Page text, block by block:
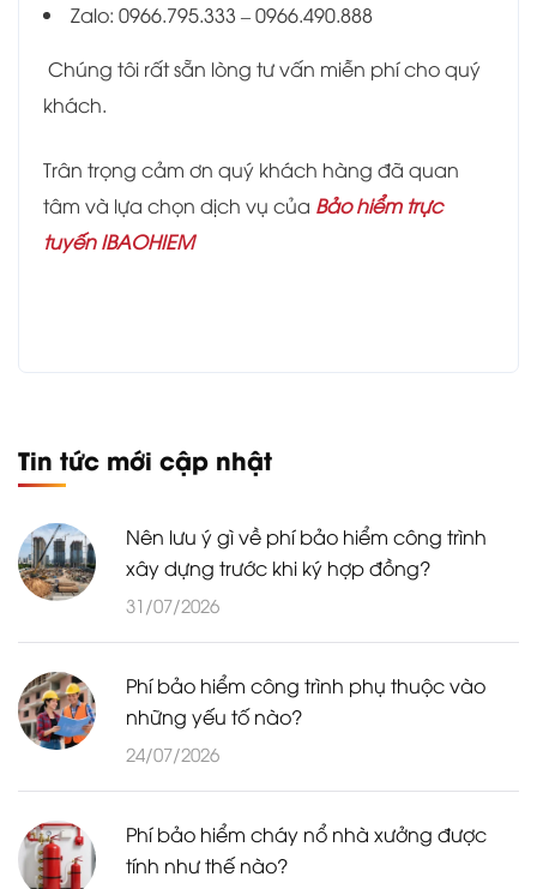
Zalo: 0966.795.333 – 0966.490.888
Chúng tôi rất sẵn lòng tư vấn miễn phí cho quý
khách.
Trân trọng cảm ơn quý khách hàng đã quan
tâm và lựa chọn dịch vụ của Bảo hiểm trực
tuyến IBAOHIEM
Tin tức mới cập nhật
Nên lưu ý gì về phí bảo hiểm công trình
xây dựng trước khi ký hợp đồng?
31/07/2026
Phí bảo hiểm công trình phụ thuộc vào
những yếu tố nào?
24/07/2026
Phí bảo hiểm cháy nổ nhà xưởng được
tính như thế nào?